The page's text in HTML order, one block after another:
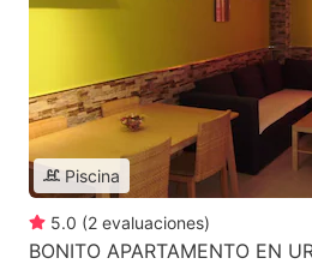
Piscina
5.0 (2 evaluaciones)
BONITO APARTAMENTO EN